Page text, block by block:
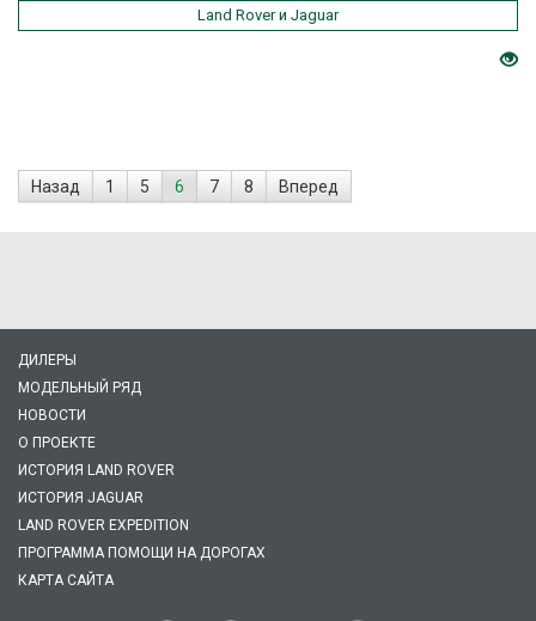
Land Rover и Jaguar
Назад 1 5 6 7 8 Вперед
ДИЛЕРЫ
МОДЕЛЬНЫЙ РЯД
НОВОСТИ
О ПРОЕКТЕ
ИСТОРИЯ LAND ROVER
ИСТОРИЯ JAGUAR
LAND ROVER EXPEDITION
ПРОГРАММА ПОМОЩИ НА ДОРОГАХ
КАРТА САЙТА